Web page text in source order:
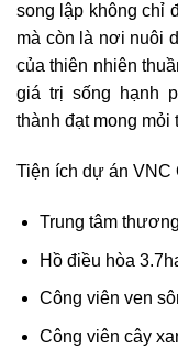
song lập không chỉ
mà còn là nơi nuôi
của thiên nhiên
giá trị sống hạnh
thành đạt mong
Tiện ích dự án VNC
Trung tâm
Hồ điều hòa
Công viên ven
Công viên cây